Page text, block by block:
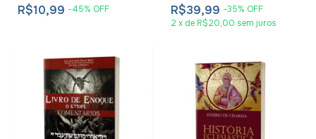
R$10,99 -45% OFF R$39,99 -35% OFF
2 x de R$20,00 sem juros